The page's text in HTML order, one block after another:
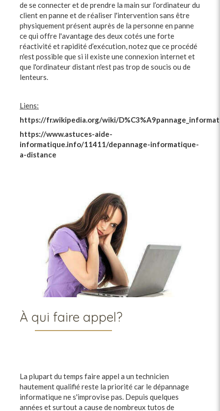
de se connecter et de prendre la main sur l’ordinateur du
client en panne et de réaliser l'intervention sans être
physiquement présent auprès de la personne en panne
ce qui offre l'avantage des deux cotés une forte
réactivité et rapidité d’exécution, notez que ce procédé
n'est possible que si il existe une connexion internet et
que l'ordinateur distant n'est pas trop de soucis ou de
lenteurs.
Liens:
https://fr.wikipedia.org/wiki/
https://www.astuces-aide-
informatique.info/11411/depannage-informatique-
a-distance
À qui faire appel?
La plupart du temps faire appel a un technicien
hautement qualifié reste la priorité car le dépannage
informatique ne s'improvise pas. Depuis quelques
années et surtout a cause de nombreux tutos de